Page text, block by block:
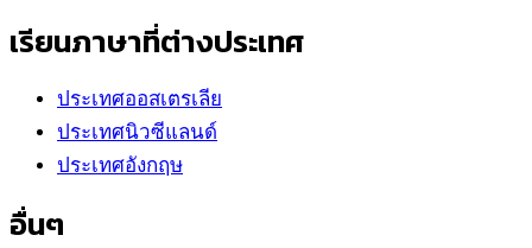
เรียนภาษาที่ต่างประเทศ
ประเทศออสเตรเลีย
ประเทศนิวซีแลนด์
ประเทศอังกฤษ
อื่นๆ